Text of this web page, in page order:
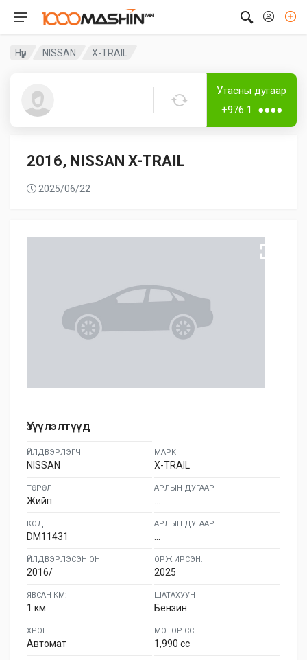
Нүүр NISSAN X-TRAIL
Утасны дугаар
+976 1 ●●●●
2016, NISSAN X-TRAIL
2025/06/22
Үзүүлэлтүүд
ҮЙЛДВЭРЛЭГЧ
NISSAN
МАРК
X-TRAIL
ТӨРӨЛ
Жийп
АРЛЫН ДУГААР
КОД
DM11431
АРЛЫН ДУГААР
ҮЙЛДВЭРЛЭСЭН ОН
2016/
ОРЖ ИРСЭН:
2025
ЯВСАН КМ:
1 км
ШАТАХУУН
Бензин
ХРОП
Автомат
МОТОР СС
1,990 cc
Дугаар аваагүй